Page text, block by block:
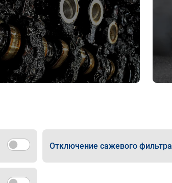
Отключение сажевого фильтра